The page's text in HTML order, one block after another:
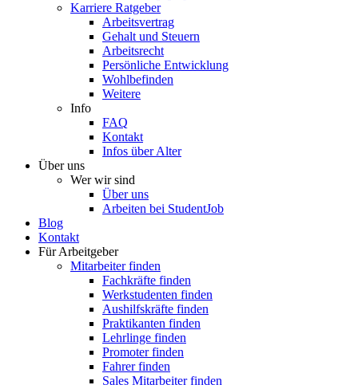
Karriere Ratgeber
Arbeitsvertrag
Gehalt und Steuern
Arbeitsrecht
Persönliche Entwicklung
Wohlbefinden
Weitere
Info
FAQ
Kontakt
Infos über Alter
Über uns
Wer wir sind
Über uns
Arbeiten bei StudentJob
Blog
Kontakt
Für Arbeitgeber
Mitarbeiter finden
Fachkräfte finden
Werkstudenten finden
Aushilfskräfte finden
Praktikanten finden
Lehrlinge finden
Promoter finden
Fahrer finden
Sales Mitarbeiter finden